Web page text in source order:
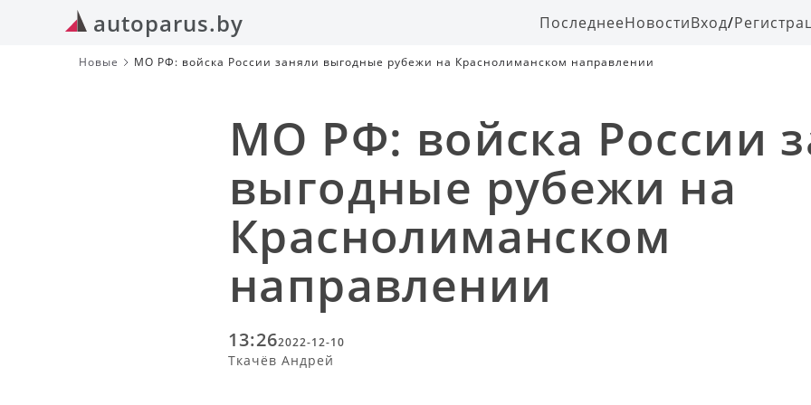
autoparus.by ПоследнееНовостиВход/
Новые МО РФ: войска России заняли выгодные рубежи на Краснолиманском направлении
МО РФ: войска России
выгодные рубежи на
Краснолиманском
направлении
13:262022-12-10
Ткачёв Андрей